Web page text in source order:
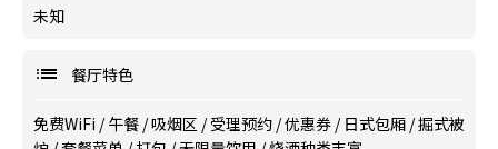
未知
餐厅特色
免费WiFi /午餐 /吸烟区 /受理预约 /优惠券 / 日式包厢 /掘式被